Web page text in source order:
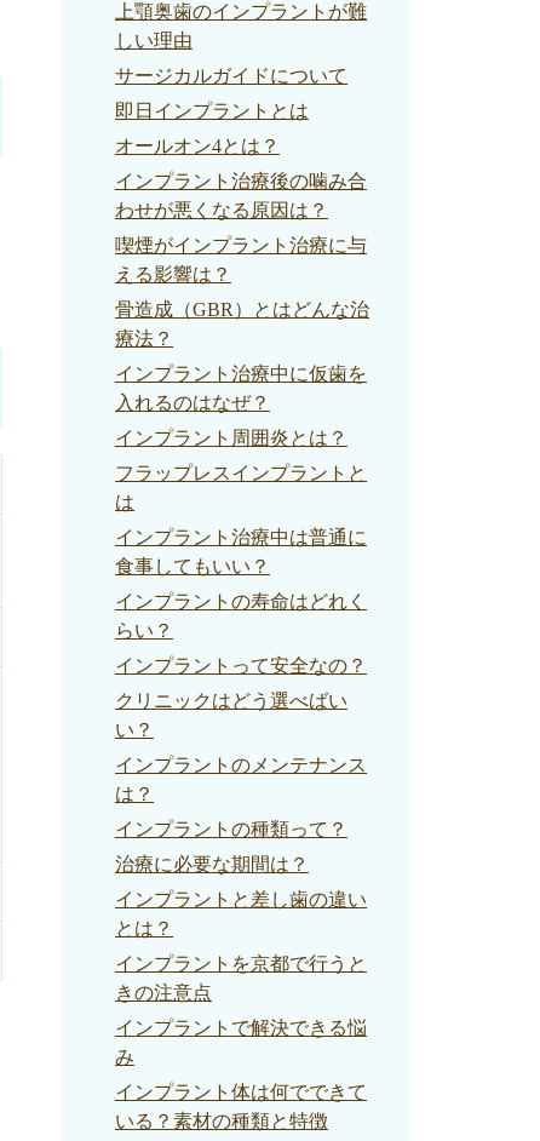
上顎奥歯のインプラントが難
しい理由
サージカルガイドについて
即日インプラントとは
オールオン4とは？
インプラント治療後の噛み合
わせが悪くなる原因は？
喫煙がインプラント治療に与
える影響は？
骨造成（GBR）とはどんな治
療法？
インプラント治療中に仮歯を
入れるのはなぜ？
インプラント周囲炎とは？
フラップレスインプラントと
は
インプラント治療中は普通に
食事してもいい？
インプラントの寿命はどれく
らい？
インプラントって安全なの？
クリニックはどう選べばい
い？
インプラントのメンテナンス
は？
インプラントの種類って？
治療に必要な期間は？
インプラントと差し歯の違い
とは？
インプラントを京都で行うと
きの注意点
インプラントで解決できる悩
み
インプラント体は何でできて
いる？素材の種類と特徴